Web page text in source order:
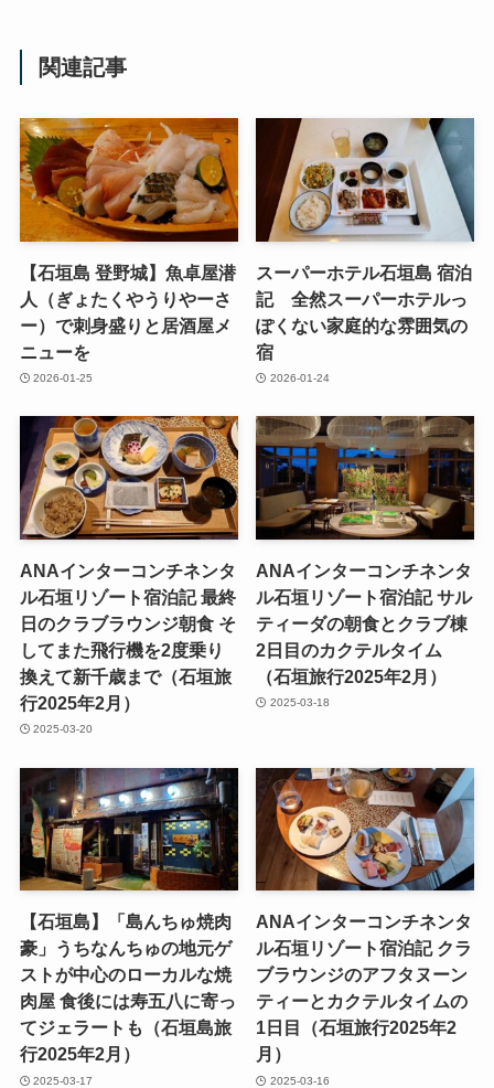
関連記事
【石垣島 登野城】魚卓屋潜
人（ぎょたくやうりやーさ
ー）で刺身盛りと居酒屋メ
ニューを
2026-01-25
スーパーホテル石垣島 宿泊
記 全然スーパーホテルっ
ぽくない家庭的な雰囲気の
宿
2026-01-24
ANAインターコンチネンタ
ル石垣リゾート宿泊記 最終
日のクラブラウンジ朝食 そ
してまた飛行機を2度乗り
換えて新千歳まで（石垣旅
行2025年2月）
2025-03-20
ANAインターコンチネンタ
ル石垣リゾート宿泊記 サル
ティーダの朝食とクラブ棟
2日目のカクテルタイム
（石垣旅行2025年2月）
2025-03-18
【石垣島】「島んちゅ焼肉
豪」うちなんちゅの地元ゲ
ストが中心のローカルな焼
肉屋 食後には寿五八に寄っ
てジェラートも（石垣島旅
行2025年2月）
2025-03-17
ANAインターコンチネンタ
ル石垣リゾート宿泊記 クラ
ブラウンジのアフタヌーン
ティーとカクテルタイムの
1日目（石垣旅行2025年2
月）
2025-03-16